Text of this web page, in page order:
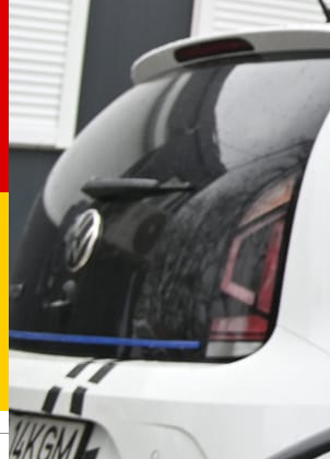
Deutsch